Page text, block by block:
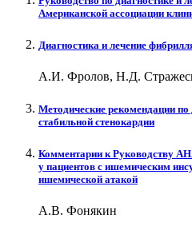
Американской ассоциации
Диагностика и лечение
А.И. Фролов, Н.Д.
Методические рекомендации по
стабильной стенокардии
Комментарии к Руководству
у пациентов с ишемическим
ишемической атакой
А.В. Фонякин